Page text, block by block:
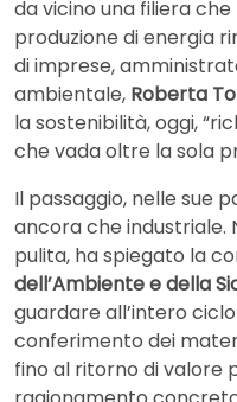
da vicino una filiera
produzione di energia
di imprese,
ambientale, Roberta
la sostenibilità, oggi,
che vada oltre la sola
Il passaggio, nelle sue
ancora che industriale.
pulita, ha spiegato la
dell’Ambiente e della
guardare all’intero
conferimento dei
fino al ritorno di valore